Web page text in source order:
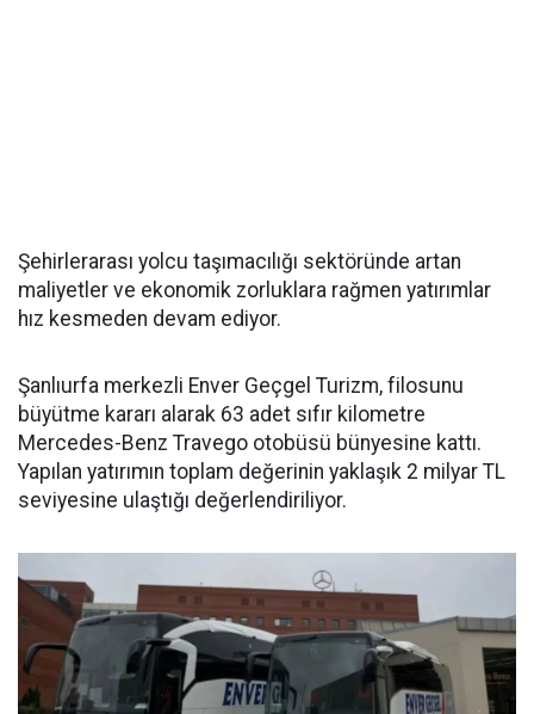
Şehirlerarası yolcu taşımacılığı sektöründe artan
maliyetler ve ekonomik zorluklara rağmen yatırımlar
hız kesmeden devam ediyor.
Şanlıurfa merkezli Enver Geçgel Turizm, filosunu
büyütme kararı alarak 63 adet sıfır kilometre
Mercedes-Benz Travego otobüsü bünyesine kattı.
Yapılan yatırımın toplam değerinin yaklaşık 2 milyar TL
seviyesine ulaştığı değerlendiriliyor.